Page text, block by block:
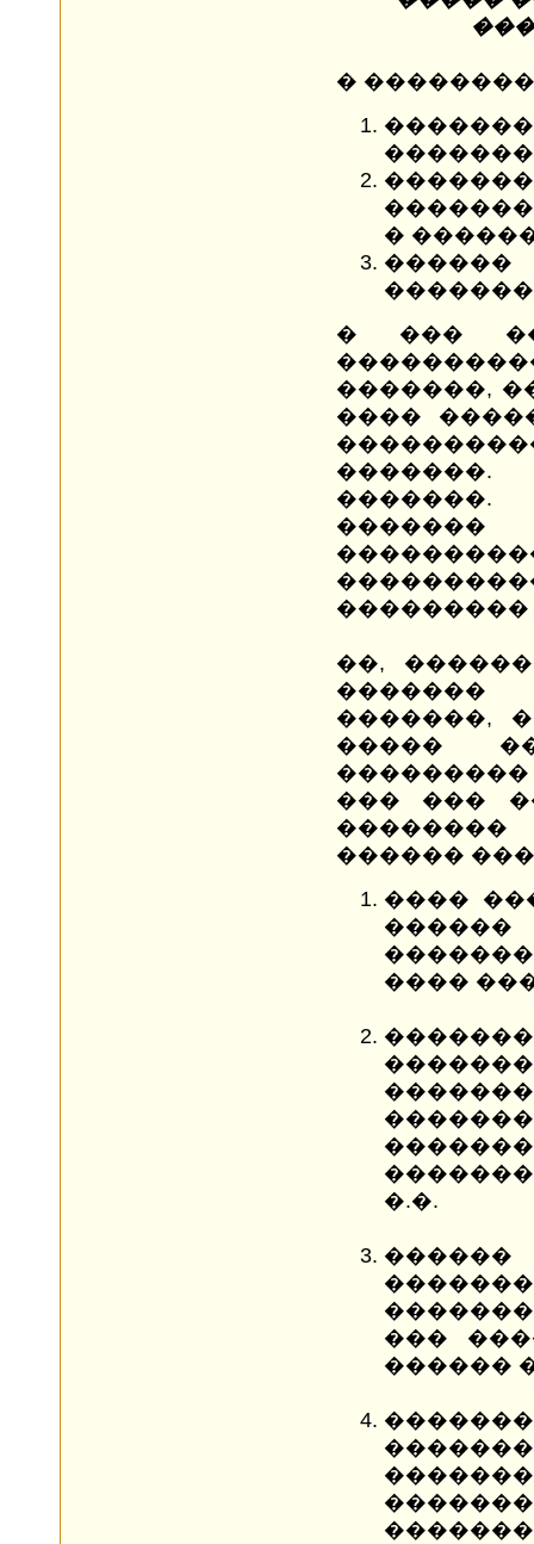
�
�
� ���
�������,
����
���������
��,
�������
�������,
�����
��� ���
������
����
������
����
�.�.
���
������